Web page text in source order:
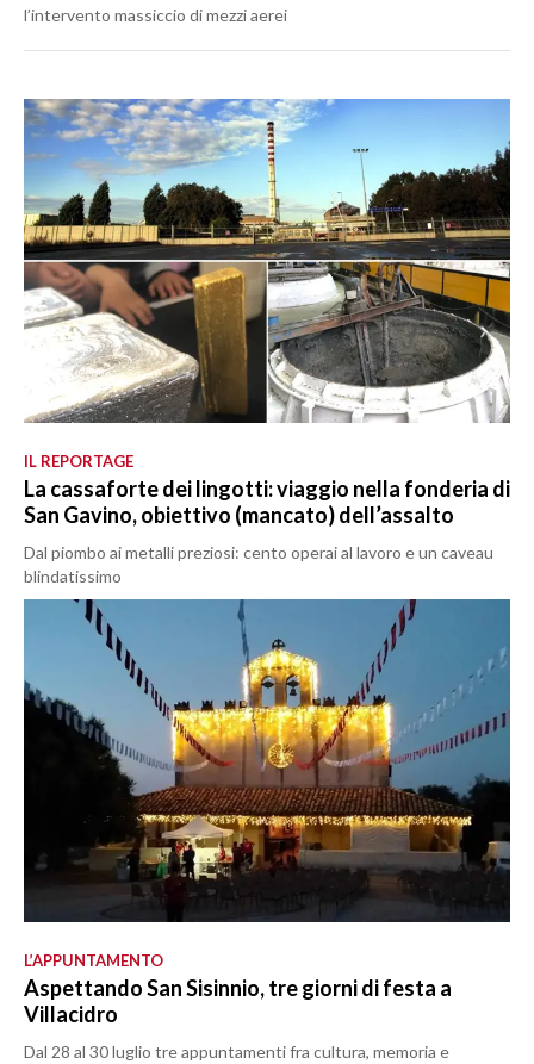
l’intervento massiccio di mezzi aerei
IL REPORTAGE
La cassaforte dei lingotti: viaggio nella fonderia di
San Gavino, obiettivo (mancato) dell’assalto
Dal piombo ai metalli preziosi: cento operai al lavoro e un caveau
blindatissimo
L’APPUNTAMENTO
Aspettando San Sisinnio, tre giorni di festa a
Villacidro
Dal 28 al 30 luglio tre appuntamenti fra cultura, memoria e